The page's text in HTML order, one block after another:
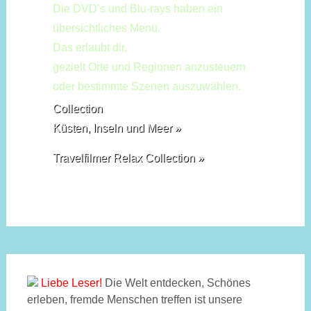
Die DVD’s und Blu-rays haben ein
übersichtliches Menü.
Das erlaubt dir,
gezielt Orte und Regionen anzusteuern
oder bestimmte Szenen auszuwählen.
Collection
Küsten, Inseln und Meer »
Travelfilmer Relax Collection »
Liebe Leser! Die Welt entdecken, Schönes
erleben, fremde Menschen treffen ist unsere